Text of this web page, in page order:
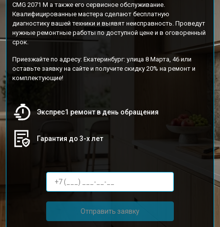
CMG 2071 M а также его сервисное обслуживание.
Квалифицированные мастера сделают бесплатную
диагностику вашей техники и выявят неисправность. Проведут
нужные ремонтные работы по доступной цене и в оговоренный
срок.
Приезжайте по адресу: Екатеринбург: улица 8 Марта, 46 или
оставьте заявку на сайте и получите скидку 20% на ремонт и
комплектующие!
Экспрес1 ремонт в день обращения
Гарантия до 3-х лет
Отправить заявку